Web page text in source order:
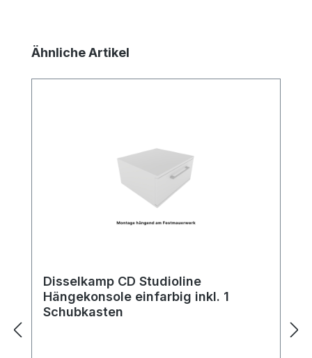
Produktgalerie überspringen
Ähnliche Artikel
Disselkamp CD Studioline
Hängekonsole einfarbig inkl. 1
Schubkasten